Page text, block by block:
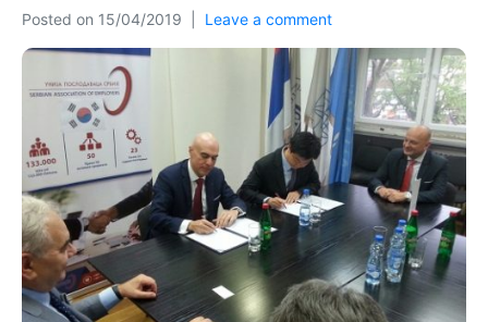
Posted on 15/04/2019 Leave a comment